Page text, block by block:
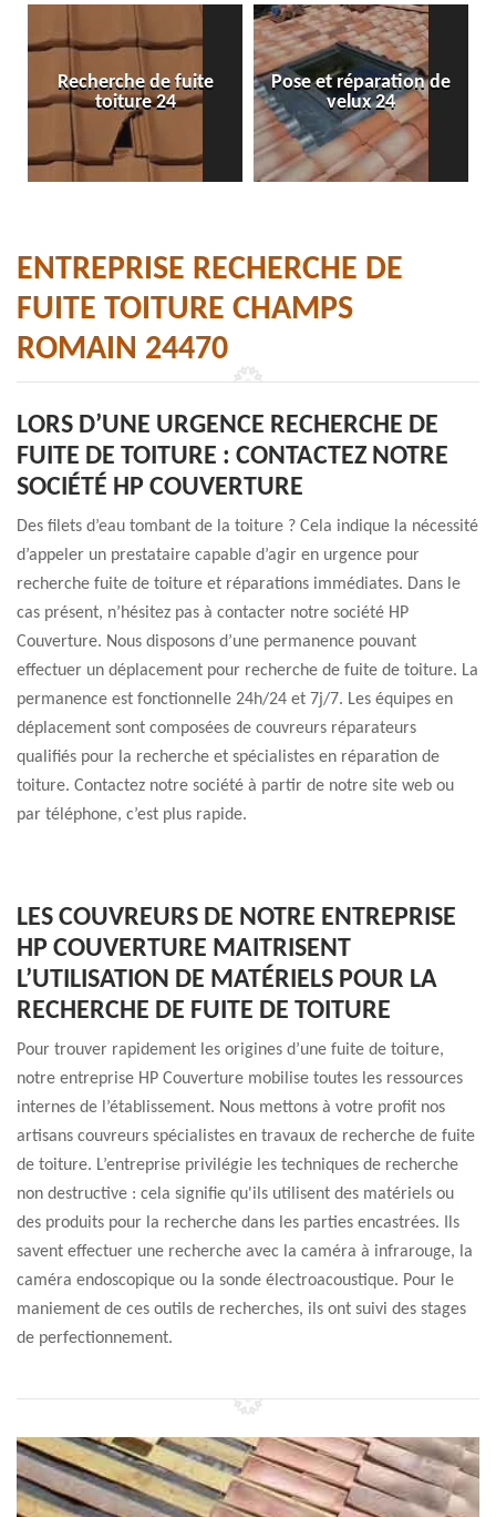
Recherche de fuite
toiture 24
Pose et réparation de
velux 24
ENTREPRISE RECHERCHE DE
FUITE TOITURE CHAMPS
ROMAIN 24470
LORS D’UNE URGENCE RECHERCHE DE
FUITE DE TOITURE : CONTACTEZ NOTRE
SOCIÉTÉ HP COUVERTURE
Des filets d’eau tombant de la toiture ? Cela indique la nécessité
d’appeler un prestataire capable d’agir en urgence pour
recherche fuite de toiture et réparations immédiates. Dans le
cas présent, n’hésitez pas à contacter notre société HP
Couverture. Nous disposons d’une permanence pouvant
effectuer un déplacement pour recherche de fuite de toiture. La
permanence est fonctionnelle 24h/24 et 7j/7. Les équipes en
déplacement sont composées de couvreurs réparateurs
qualifiés pour la recherche et spécialistes en réparation de
toiture. Contactez notre société à partir de notre site web ou
par téléphone, c’est plus rapide.
LES COUVREURS DE NOTRE ENTREPRISE
HP COUVERTURE MAITRISENT
L’UTILISATION DE MATÉRIELS POUR LA
RECHERCHE DE FUITE DE TOITURE
Pour trouver rapidement les origines d’une fuite de toiture,
notre entreprise HP Couverture mobilise toutes les ressources
internes de l’établissement. Nous mettons à votre profit nos
artisans couvreurs spécialistes en travaux de recherche de fuite
de toiture. L’entreprise privilégie les techniques de recherche
non destructive : cela signifie qu'ils utilisent des matériels ou
des produits pour la recherche dans les parties encastrées. Ils
savent effectuer une recherche avec la caméra à infrarouge, la
caméra endoscopique ou la sonde électroacoustique. Pour le
maniement de ces outils de recherches, ils ont suivi des stages
de perfectionnement.